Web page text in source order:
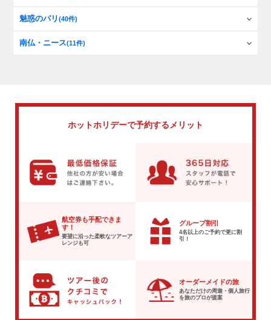
魅惑のパリ(40件)
南仏・ニース(11件)
ホットホリデーで予約するメリット
航空券も手配できま
す！
要望に沿った柔軟なツアーア
レンジも可
グループ割引
4名以上のご予約で更に割
引！
オーダーメイドの旅
あなただけの周遊・個人旅行
を旅のプロが提案